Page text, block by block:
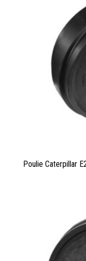
Poulie Caterpillar